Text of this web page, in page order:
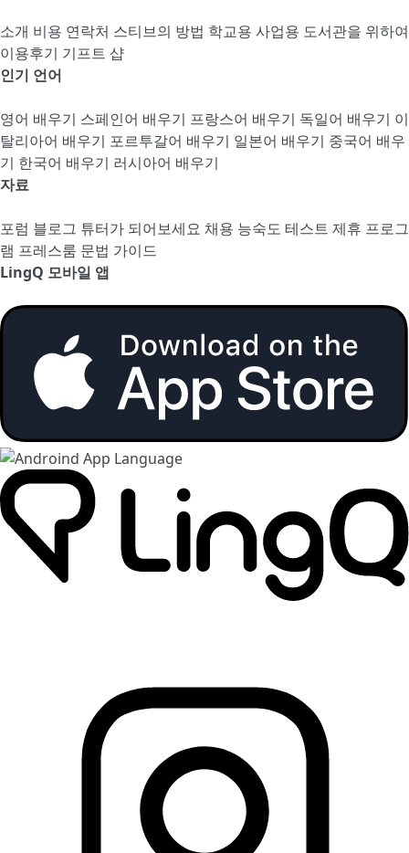
소개 비용 연락처 스티브의 방법 학교용 사업용 도서관을 위하여
이용후기 기프트 샵
인기 언어
영어 배우기 스페인어 배우기 프랑스어 배우기 독일어 배우기 이
탈리아어 배우기 포르투갈어 배우기 일본어 배우기 중국어 배우
기 한국어 배우기 러시아어 배우기
자료
포럼 블로그 튜터가 되어보세요 채용 능숙도 테스트 제휴 프로그
램 프레스룸 문법 가이드
LingQ 모바일 앱